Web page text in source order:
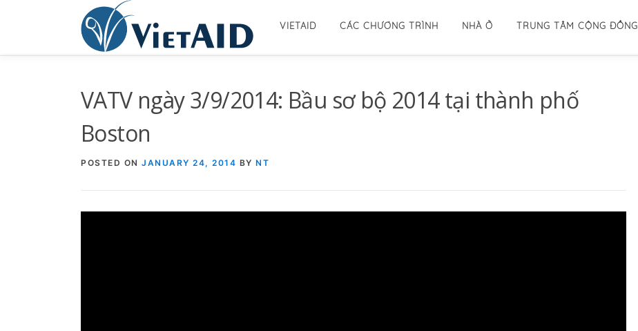
VIETAID CÁC CHƯƠNG TRÌNH NHÀ Ở TRUNG TÂM CỘNG ĐỒNG
VATV ngày 3/9/2014: Bầu sơ bộ 2014 tại thành phố
Boston
POSTED ON JANUARY 24, 2014 BY NT